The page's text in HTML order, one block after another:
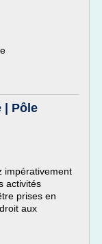
| Pôle
impérativement
activités
prises en
aux